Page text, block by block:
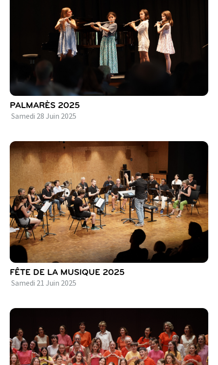
PALMARÈS 2025
Samedi 28 Juin 2025
FÊTE DE LA MUSIQUE 2025
Samedi 21 Juin 2025